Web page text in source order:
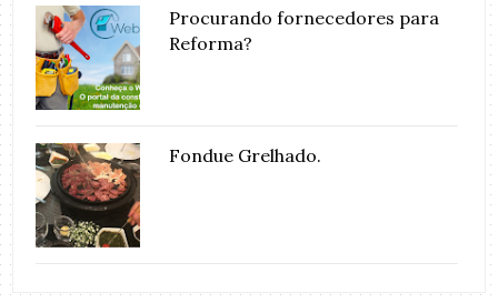
Procurando fornecedores para
Reforma?
Fondue Grelhado.